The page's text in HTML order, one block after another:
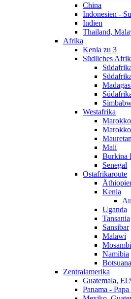
China
Indonesien -
Indien
Thailand,
Afrika
Kenia zu 3
Südliches
Westafrika
Mali
Burkina
Senegal
Ostafrikaroute
Kenia
Uganda
Tansania
Sansibar
Malawi
Namibia
Botsuana
Zentralamerika
Guatemala, El
Panama -